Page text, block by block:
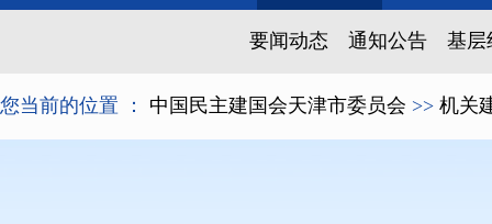
要闻动态 通知公告 基层
您当前的位置 ： 中国民主建国会天津市委员会 >> 机关